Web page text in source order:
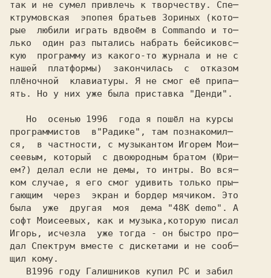
так и не сумел привлечь к творчеству. Спе─
ктрумовская  эпопея братьев Зориных (кото─
рые  любили играть вдвоём в Commando и то─
лько  один раз пытались набрать бейсиковс─
кую  программу из какого-то журнала и не с
нашей  платформы)  закончилась  с  отказом
плёночной  клавиатуры. Я не смог её припа─
ять. Но у них уже была приставка "Денди".
   Но  осенью
программистов  в
ся,  в частности, с музыкантом Игорем Мои─
сеевым, который  с двоюродным братом (Юри─
ем?) делал если не демы, то интры. Во вся─
ком случае, я его смог удивить только пры─
гающим  через  экран и бордер мячиком. Это
была  уже  другая  моя  дема "48K demo". А
софт Моисеевых, как и музыка,которую писал
Игорь, исчезла  уже тогда - он быстро про─
дал Спектрум вместе с дискетами и не сооб─
щил кому.
   В